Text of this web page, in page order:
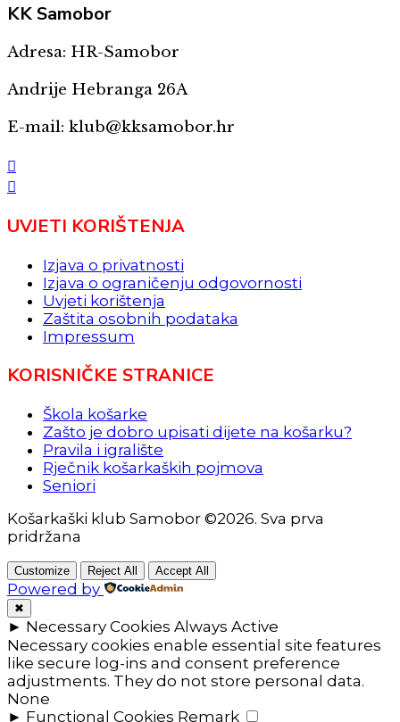
KKSamobor
Adresa: HR-Samobor
Andrije Hebranga 26A
E-mail: klub@kksamobor.hr
UVJETI KORIŠTENJA
Izjava o privatnosti
Izjava o ograničenju odgovornosti
Uvjeti korištenja
Zaštita osobnih podataka
Impressum
KORISNIČKE STRANICE
Škola košarke
Zašto je dobro upisati dijete na košarku?
Pravila i igralište
Rječnik košarkaških pojmova
Seniori
Košarkaški klub Samobor ©2026. Sva prva
pridržana
Customize Reject All Accept All
Powered by
✖
► Necessary Cookies Always Active
Necessary cookies enable essential site features
like secure log-ins and consent preference
adjustments. They do not store personal data.
None
► Functional Cookies Remark